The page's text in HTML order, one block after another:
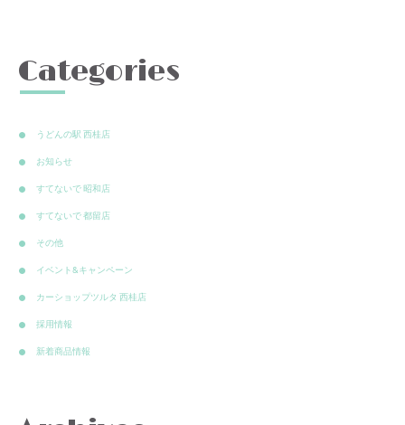
Categories
うどんの駅 西桂店
お知らせ
すてないで 昭和店
すてないで 都留店
その他
イベント&キャンペーン
カーショップツルタ 西桂店
採用情報
新着商品情報